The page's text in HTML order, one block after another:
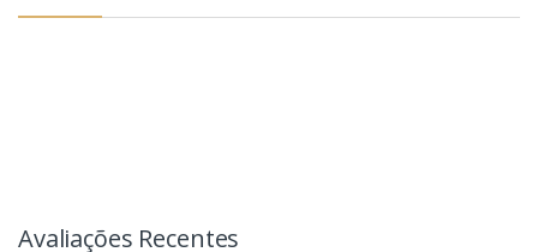
Avaliações Recentes